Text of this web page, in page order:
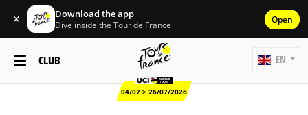
✕ Download the app
Dive inside the Tour de France Open
CLUB
04/07 > 26/07/2026
EN